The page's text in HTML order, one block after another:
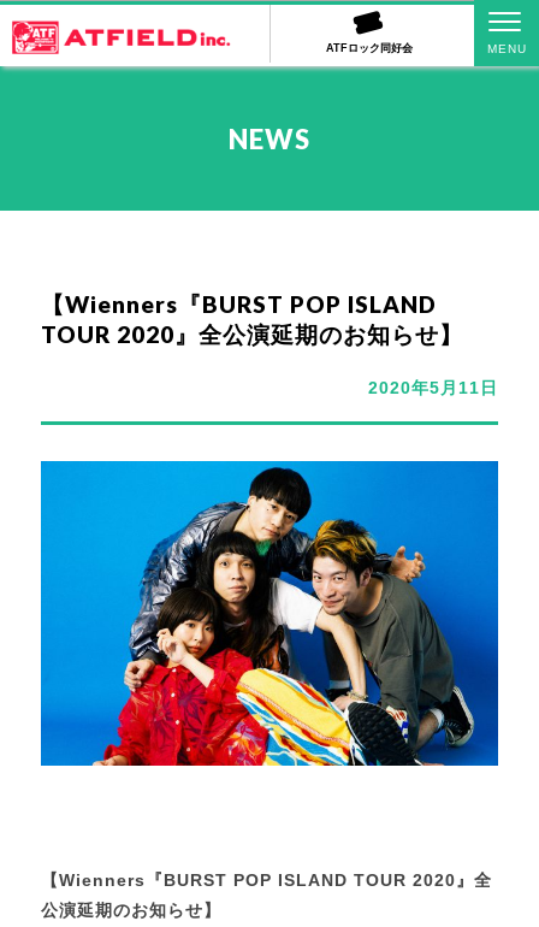
ATFロック同好会
NEWS
【Wienners『BURST POP ISLAND
TOUR 2020』全公演延期のお知らせ】
2020年5月11日
【Wienners『BURST POP ISLAND TOUR 2020』全
公演延期のお知らせ】